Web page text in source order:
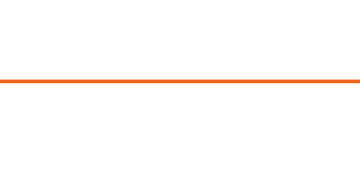
Gönder